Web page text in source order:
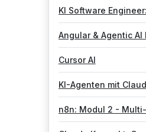
Cursor AI